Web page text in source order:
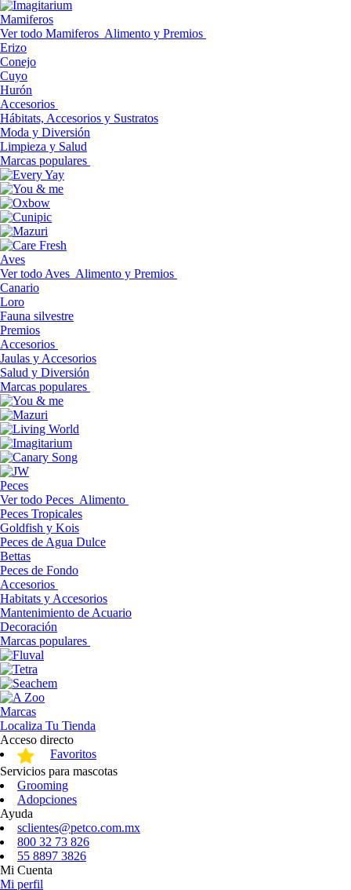
Mamiferos
Ver todo Mamiferos Alimento y Premios
Erizo
Conejo
Cuyo
Hurón
Accesorios
Hábitats, Accesorios y Sustratos
Moda y Diversión
Limpieza y Salud
Marcas populares
Aves
Ver todo Aves Alimento y Premios
Canario
Loro
Fauna silvestre
Premios
Accesorios
Jaulas y Accesorios
Salud y Diversión
Marcas populares
Peces
Ver todo Peces Alimento
Peces Tropicales
Goldfish y Kois
Peces de Agua Dulce
Bettas
Peces de Fondo
Accesorios
Habitats y Accesorios
Mantenimiento de Acuario
Decoración
Marcas populares
Marcas
Localiza Tu Tienda
Acceso directo
Favoritos
Servicios para mascotas
Grooming
Adopciones
Ayuda
sclientes@petco.com.mx
800 32 73 826
55 8897 3826
Mi Cuenta
Mi perfil